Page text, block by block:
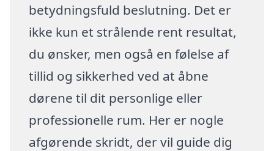
betydningsfuld beslutning. Det er
ikke kun et strålende rent resultat,
du ønsker, men også en følelse af
tillid og sikkerhed ved at åbne
dørene til dit personlige eller
professionelle rum. Her er nogle
afgørende skridt, der vil guide dig